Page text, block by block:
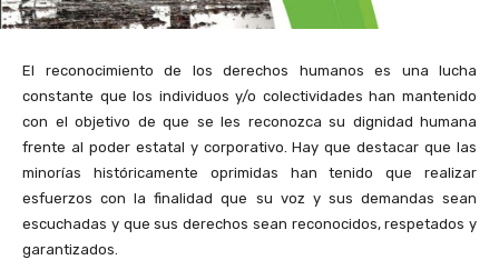
El reconocimiento de los derechos humanos es una lucha
constante que los individuos y/o colectividades han mantenido
con el objetivo de que se les reconozca su dignidad humana
frente al poder estatal y corporativo. Hay que destacar que las
minorías históricamente oprimidas han tenido que realizar
esfuerzos con la finalidad que su voz y sus demandas sean
escuchadas y que sus derechos sean reconocidos, respetados y
garantizados.